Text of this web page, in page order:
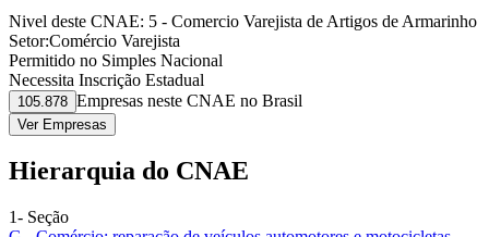
Nivel deste CNAE: 5 - Comercio Varejista de Artigos de Armarinho
Setor:Comércio Varejista
Permitido no Simples Nacional
Necessita Inscrição Estadual
105.878 Empresas neste CNAE no Brasil
Ver Empresas
Hierarquia do CNAE
1- Seção